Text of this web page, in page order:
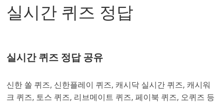
실시간 퀴즈 정답
실시간 퀴즈 정답 공유
신한 쏠 퀴즈, 신한플레이 퀴즈, 캐시닥 실시간 퀴즈, 캐시워
크 퀴즈, 토스 퀴즈, 리브메이트 퀴즈, 페이북 퀴즈, 오퀴즈 등